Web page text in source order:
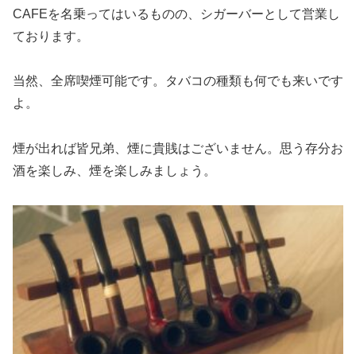
CAFEを名乗ってはいるものの、シガーバーとして営業し
ております。
当然、全席喫煙可能です。タバコの種類も何でも来いです
よ。
煙が出れば皆兄弟、煙に貴賎はございません。思う存分お
酒を楽しみ、煙を楽しみましょう。